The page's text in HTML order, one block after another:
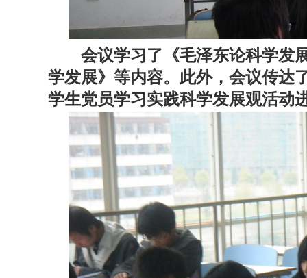
会议学习了《毛泽东论科学发展
学发展》等内容。此外，会议传达
学生党员学习实践科学发展观活动